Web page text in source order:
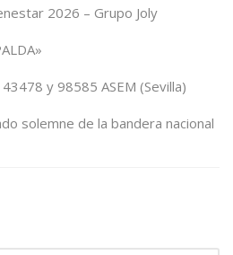
2026 – Grupo Joly
y 98585 ASEM (Sevilla)
solemne de la bandera nacional